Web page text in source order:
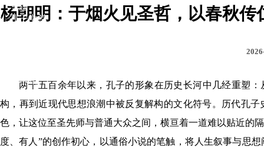
专题
孔子学堂
数字馆
杨朝明：于烟火见圣哲，以春秋
两千五百余年以来，孔子的形象在历史长河中几经重塑
构，再到近现代思想浪潮中被反复解构的文化符号。历代孔
色，让这位至圣先师与普通大众之间，横亘着一道难以贴近的
度、有人”的创作初心，以通俗小说的笔触，将人生叙事与思